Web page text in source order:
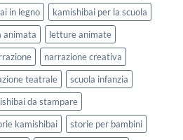
in legno
kamishibai per la scuola
animata
letture animate
narrazione creativa
teatrale
scuola infanzia
da stampare
kamishibai
storie per bambini